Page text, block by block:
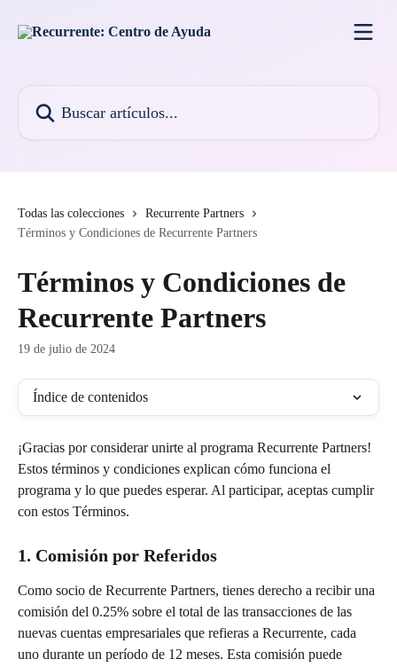
Todas las colecciones
Recurrente Partners
Términos y Condiciones de Recurrente Partners
Términos y Condiciones de
Recurrente Partners
19 de julio de 2024
Índice de contenidos
¡Gracias por considerar unirte al programa Recurrente Partners!
Estos términos y condiciones explican cómo funciona el
programa y lo que puedes esperar. Al participar, aceptas cumplir
con estos Términos.
1. Comisión por Referidos
Como socio de Recurrente Partners, tienes derecho a recibir una
comisión del 0.25% sobre el total de las transacciones de las
nuevas cuentas empresariales que refieras a Recurrente, cada
uno durante un período de 12 meses. Esta comisión puede